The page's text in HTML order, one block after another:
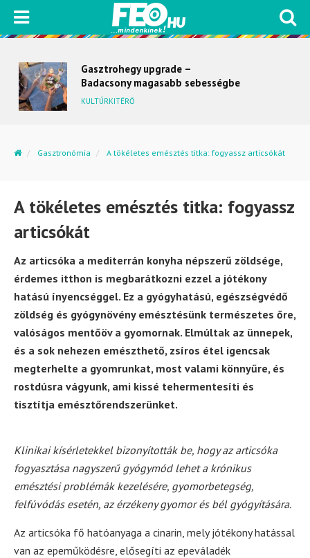
Gasztrohegy upgrade –
Badacsony magasabb sebességbe
kapcsol
KULTÚRKITÉRŐ
Gasztronómia A tökéletes emésztés titka: fogyassz articsókát
A tökéletes emésztés titka: fogyassz
articsókát
Az articsóka a mediterrán konyha népszerű zöldsége,
érdemes itthon is megbarátkozni ezzel a jótékony
hatású ínyencséggel. Ez a gyógyhatású, egészségvédő
zöldség és gyógynövény emésztésünk természetes őre,
valóságos mentőöv a gyomornak. Elmúltak az ünnepek,
és a sok nehezen emészthető, zsíros étel igencsak
megterhelte a gyomrunkat, most valami könnyűre, és
rostdúsra vágyunk, ami kissé tehermentesíti és
tisztítja emésztőrendszerünket.
Klinikai kísérletekkel bizonyították be, hogy az articsóka
fogyasztása nagyszerű gyógymód lehet a krónikus
emésztési problémák kezelésére, gyomorbetegség,
felfúvódás esetén, az érzékeny gyomor és bél gyógyítására.
Az articsóka fő hatóanyaga a cinarin, mely jótékony hatással
van az epeműködésre, elősegíti az epeváladék